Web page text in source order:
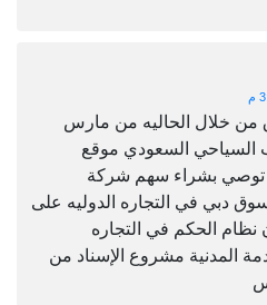
من خلال الحاليه من مارس
السياحي السعودي موقع
توصي بشراء سهم شركة
دبي في التجاره الدوليه على
الحكم في التجاره
المدنية مشروع الإسناد من